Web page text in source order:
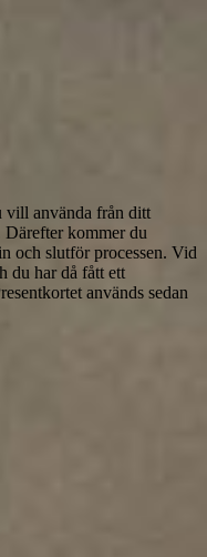
vill använda från ditt
kommer du
och slutför processen. Vid
du har då fått ett
används sedan